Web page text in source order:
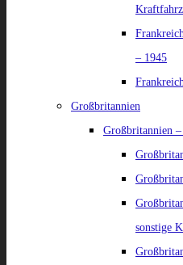
– 1945
Großbritannien
Großbritannien
sonstige